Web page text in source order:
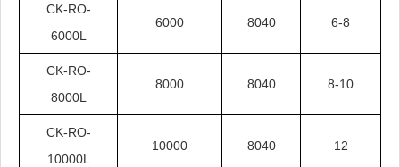
CK-RO-
6000L
6000 8040 6-8
CK-RO-
8000L
8000 8040 8-10
CK-RO-
10000L
10000 8040 12